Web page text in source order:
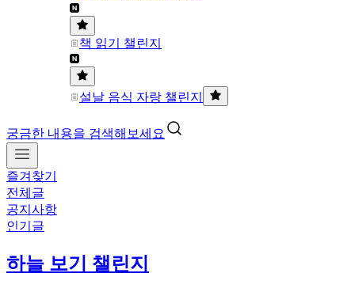
책 읽기 챌린지
설날 음식 자랑 챌린지
궁금한 내용을 검색해보세요
즐겨찾기
전체글
공지사항
인기글
하늘 보기 챌린지